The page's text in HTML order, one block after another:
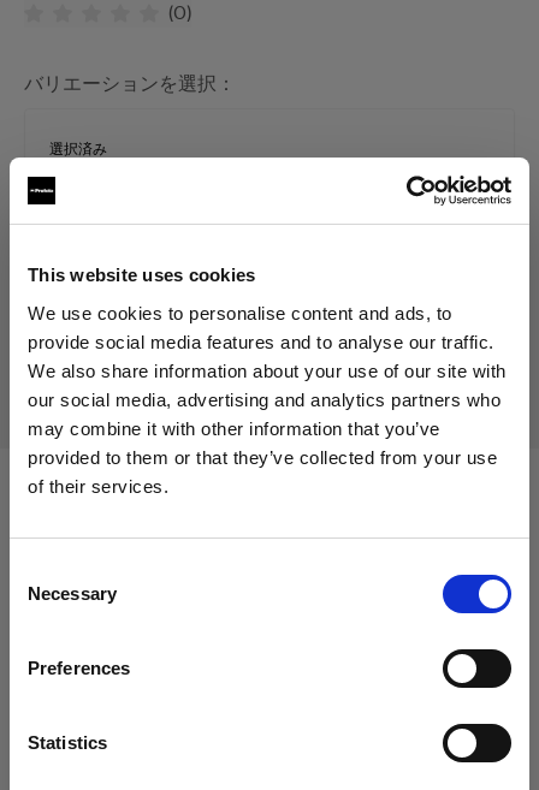
This website uses cookies
We use cookies to personalise content and ads, to
provide social media features and to analyse our traffic.
We also share information about your use of our site with
our social media, advertising and analytics partners who
may combine it with other information that you’ve
provided to them or that they’ve collected from your use
of their services.
Selection
Necessary
Preferences
Statistics
地域を変更しますか？
Cyprus
(0)
バリエーションを選択：
選択済み
定常光用グラスカバー 70mm フロスト
本製品は生産中止になりましたので、ご購入いただけませ
ん。詳しくは当社までお問い合わせください。
定常光
Proデイライト Air